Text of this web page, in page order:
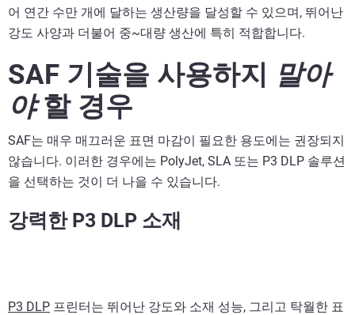
어 연간 수만 개에 달하는 생산량을 달성할 수 있으며, 뛰어난
강도 사양과 더불어 중~대량 생산에 특히 적합합니다.
SAF 기술을 사용하지 말아
야할 경우
SAF는 매우 매끄러운 표면 마감이 필요한 용도에는 권장되지
않습니다. 이러한 경우에는 PolyJet, SLA 또는 P3 DLP 솔루션
을 선택하는 것이 더 나을 수 있습니다.
강력한 P3 DLP 소재
P3 DLP 프린터는 뛰어난 강도와 소재 성능, 그리고 탁월한 표